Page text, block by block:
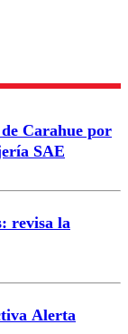
un
Carahue por
SAE
revisa la
Alerta